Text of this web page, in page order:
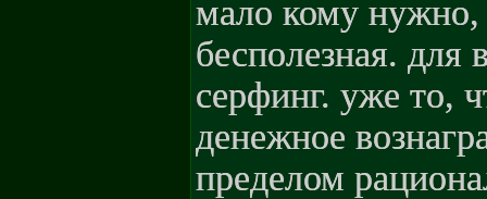
мало кому
бесполезная. для
серфинг. уже то,
денежное
пределом